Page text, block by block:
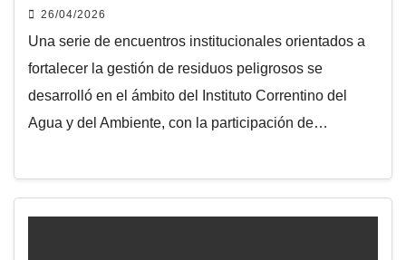
26/04/2026
Una serie de encuentros institucionales orientados a
fortalecer la gestión de residuos peligrosos se
desarrolló en el ámbito del Instituto Correntino del
Agua y del Ambiente, con la participación de…